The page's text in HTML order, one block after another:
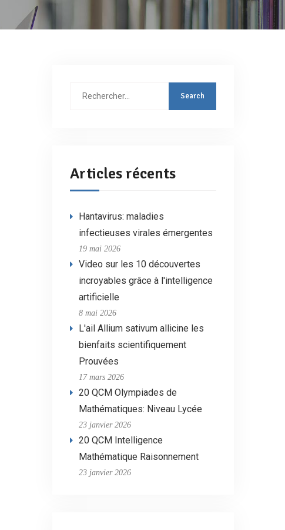
Rechercher
Articles récents
Hantavirus: maladies
infectieuses virales émergentes
19 mai 2026
Video sur les 10 découvertes
incroyables grâce à l'intelligence
artificielle
8 mai 2026
L'ail Allium sativum allicine les
bienfaits scientifiquement
Prouvées
17 mars 2026
20 QCM Olympiades de
Mathématiques: Niveau Lycée
23 janvier 2026
20 QCM Intelligence
Mathématique Raisonnement
23 janvier 2026